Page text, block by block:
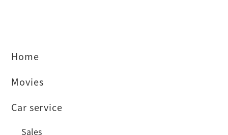
Home
Movies
Car service
Sales